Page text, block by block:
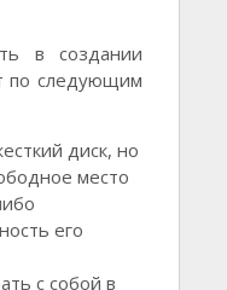
в создании
по следующим
диск, но
место
его
с собой в